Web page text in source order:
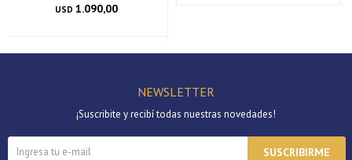
USD 1.090,00
NEWSLETTER
¡Suscribite y recibí todas nuestras novedades!
SUSCRIBIRME